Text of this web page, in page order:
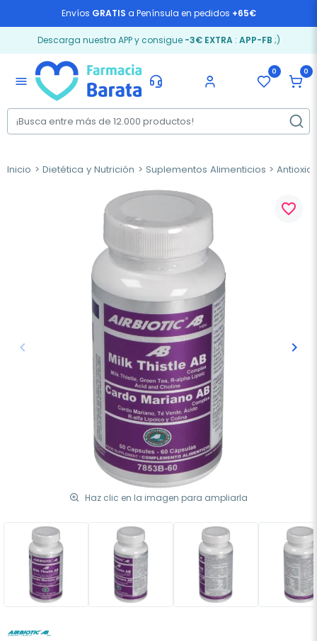
Envíos GRATIS a Península en pedidos +65€
Descarga nuestra APP y consigue -3€ EXTRA: APP-FB ;)
menu
0 0
Inicio Dietética y Nutrición Suplementos Alimenticios
Anterior
keyboard_arrow_left keyboard_arrow_right
Haz clic en la imagen para ampliarla
favorite_border